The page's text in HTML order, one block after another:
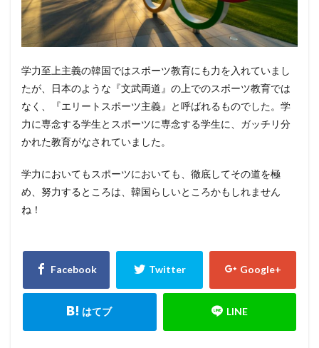
学力至上主義の韓国ではスポーツ教育にも力を入れていまし
たが、日本のような『文武両道』の上でのスポーツ教育では
なく、『エリートスポーツ主義』と呼ばれるものでした。学
力に専念する学生とスポーツに専念する学生に、ガッチリ分
かれた教育がなされていました。
学力においてもスポーツにおいても、徹底してその道を極
め、努力するところは、韓国らしいところかもしれません
ね！